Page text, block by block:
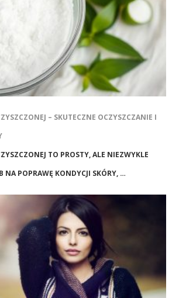
– SKUTECZNE OCZYSZCZANIE I
TO PROSTY, ALE NIEZWYKLE
NA POPRAWĘ KONDYCJI SKÓRY, …